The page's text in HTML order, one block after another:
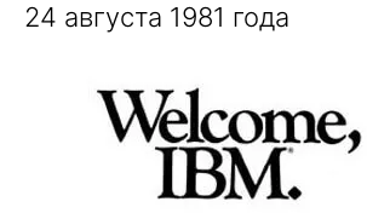
24 августа 1981 года